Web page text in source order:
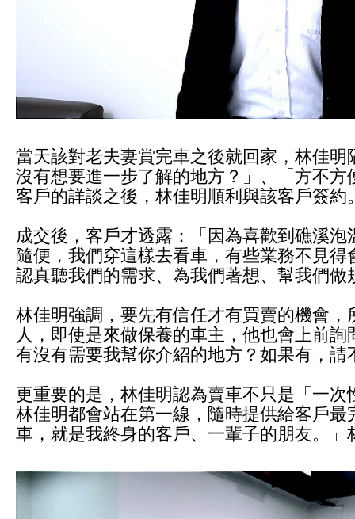
當天該對老夫妻賞完車之後就回家，林佳
沒有想要進一步了解的地方？」、「方不
客戶的詳談之後，林佳明順利與該客戶簽約
成交後，客戶才透露：「因為喜歡到礁溪
隨便，我們穿這樣去看車，有些業務不見
認真聽我們的需求、為我們著想、幫我們
林佳明強調，要先有信任才有買賣的機會
人，即使是來做保養的車主，他也會上前
有沒有需要我幫你介紹的地方？如果有，
更重要的是，林佳明認為賣車不只是「一
林佳明都會站在第一線，隨時提供給客戶
車，就是我終身的客戶、一輩子的朋友。」